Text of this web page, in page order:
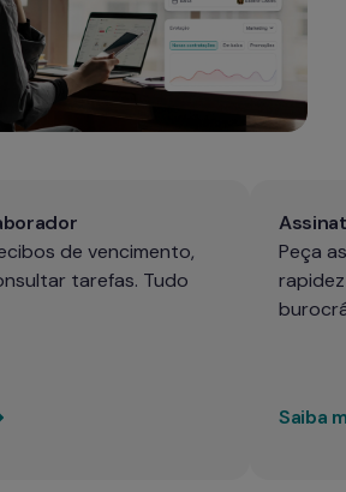
de vencimento,
tarefas. Tudo
Peça
Saiba